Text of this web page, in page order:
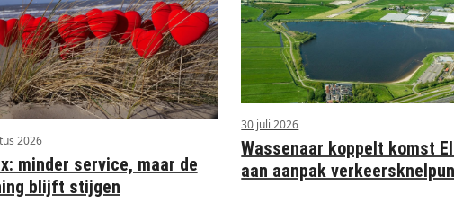
2026
minder service, maar de
blijft stijgen
30 juli 2026
Wassenaar koppelt komst
aan aanpak